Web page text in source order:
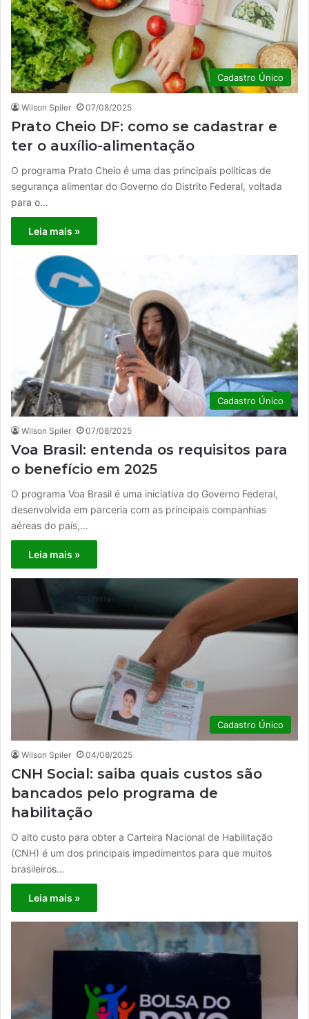
Cadastro Único
Wilson Spiler 07/08/2025
Prato Cheio DF: como se cadastrar e
ter o auxílio-alimentação
O programa Prato Cheio é uma das principais políticas de
segurança alimentar do Governo do Distrito Federal, voltada
para o…
Leia mais »
Cadastro Único
Wilson Spiler 07/08/2025
Voa Brasil: entenda os requisitos para
o benefício em 2025
O programa Voa Brasil é uma iniciativa do Governo Federal,
desenvolvida em parceria com as principais companhias
aéreas do país,…
Leia mais »
Cadastro Único
Wilson Spiler 04/08/2025
CNH Social: saiba quais custos são
bancados pelo programa de
habilitação
O alto custo para obter a Carteira Nacional de Habilitação
(CNH) é um dos principais impedimentos para que muitos
brasileiros…
Leia mais »